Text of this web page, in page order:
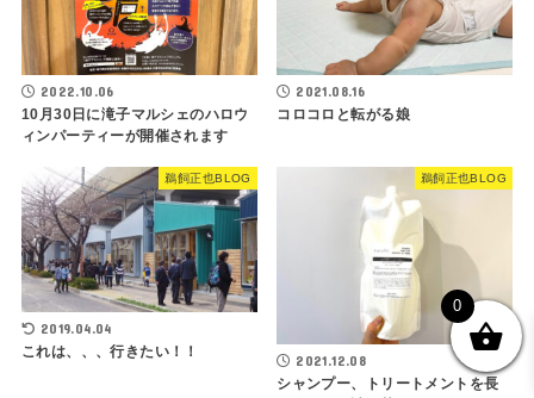
2022.10.06
10月30日に滝子マルシェのハロウ
ィンパーティーが開催されます
2021.08.16
コロコロと転がる娘
鵜飼正也BLOG
2019.04.04
これは、、、行きたい！！
鵜飼正也BLOG
2021.12.08
シャンプー、トリートメントを長
0